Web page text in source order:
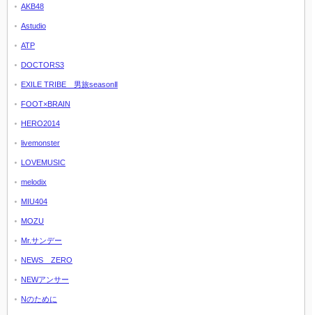
AKB48
Astudio
ATP
DOCTORS3
EXILE TRIBE 男旅seasonⅡ
FOOT×BRAIN
HERO2014
livemonster
LOVEMUSIC
melodix
MIU404
MOZU
Mr.サンデー
NEWS ZERO
NEWアンサー
Nのために